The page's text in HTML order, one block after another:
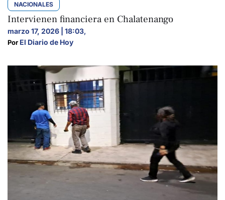
NACIONALES
Intervienen financiera en Chalatenango
marzo 17, 2026 | 18:03,
Por El Diario de Hoy